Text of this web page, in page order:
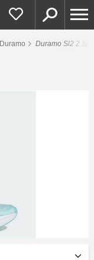
Duramo Duramo Sl2 2 SL